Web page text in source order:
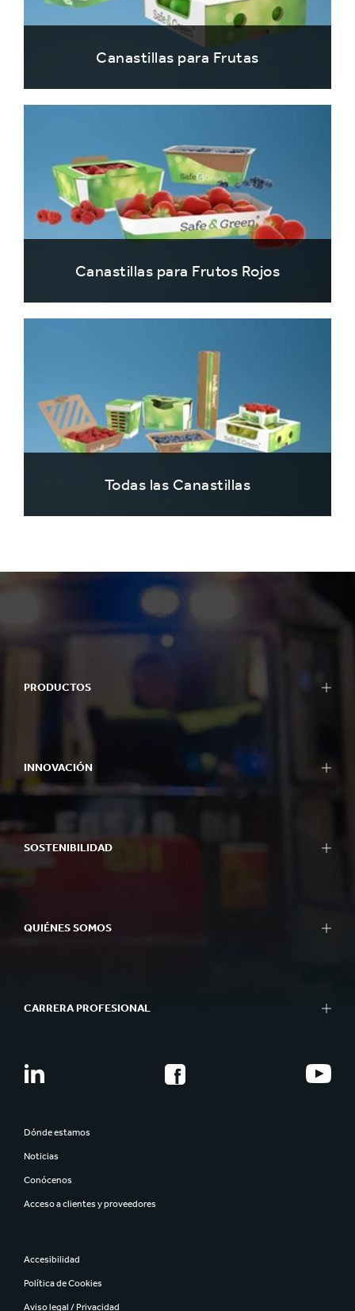
Canastillas para Frutas
Canastillas para Frutos Rojos
Todas las Canastillas
PRODUCTOS
INNOVACIÓN
SOSTENIBILIDAD
QUIÉNES SOMOS
CARRERA PROFESIONAL
Dónde estamos
Noticias
Conócenos
Acceso a clientes y proveedores
Accesibilidad
Política de Cookies
Aviso legal / Privacidad